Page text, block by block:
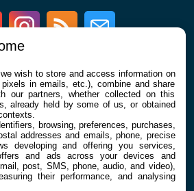
Youtube InstagramRSS Newsletter
À PROPOS
La rédaction
Contact
, we wish to store and access information on
in emails, etc.), combine and share
our partners, whether collected on this
already held by some of us, or obtained
browsing, preferences, purchases,
addresses and emails, phone, precise
developing and offering you services,
and ads across your devices and
post, SMS, phone, audio, and video),
their performance, and analysing